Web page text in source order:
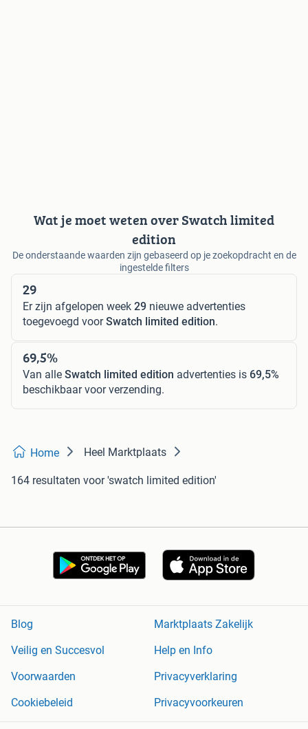
Wat je moet weten over Swatch limited
edition
De onderstaande waarden zijn gebaseerd op je zoekopdracht en de
ingestelde filters
29
Er zijn afgelopen week 29 nieuwe advertenties
toegevoegd voorSwatch limited edition.
69,5%
Van alle Swatch limited edition advertenties is 69,5%
beschikbaar voor verzending.
Home Heel Marktplaats
164 resultaten voor 'swatch limited edition'
Blog
Marktplaats Zakelijk
Veilig en Succesvol
Help en Info
Voorwaarden
Privacyverklaring
Cookiebeleid
Privacyvoorkeuren